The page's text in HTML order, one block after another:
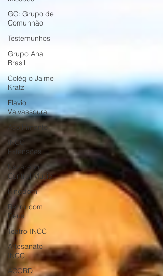
GC: Grupo de
Comunhão
Testemunhos
Grupo Ana
Brasil
Colégio Jaime
Kratz
Flavio
Valvassoura
Acolhimento
INCC
Extensões
Nazareno
Central Music
Kingdom
Retiro com
Deus
Teatro INCC
Artesanato
INCC
ACORD